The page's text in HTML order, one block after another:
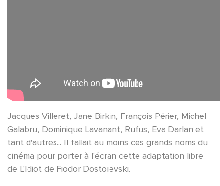
Jacques Villeret, Jane Birkin, François Périer, Michel
Galabru, Dominique Lavanant, Rufus, Eva Darlan et
tant d'autres... Il fallait au moins ces grands noms du
cinéma pour porter à l'écran cette adaptation libre
de L'Idiot de Fiodor Dostoïevski.